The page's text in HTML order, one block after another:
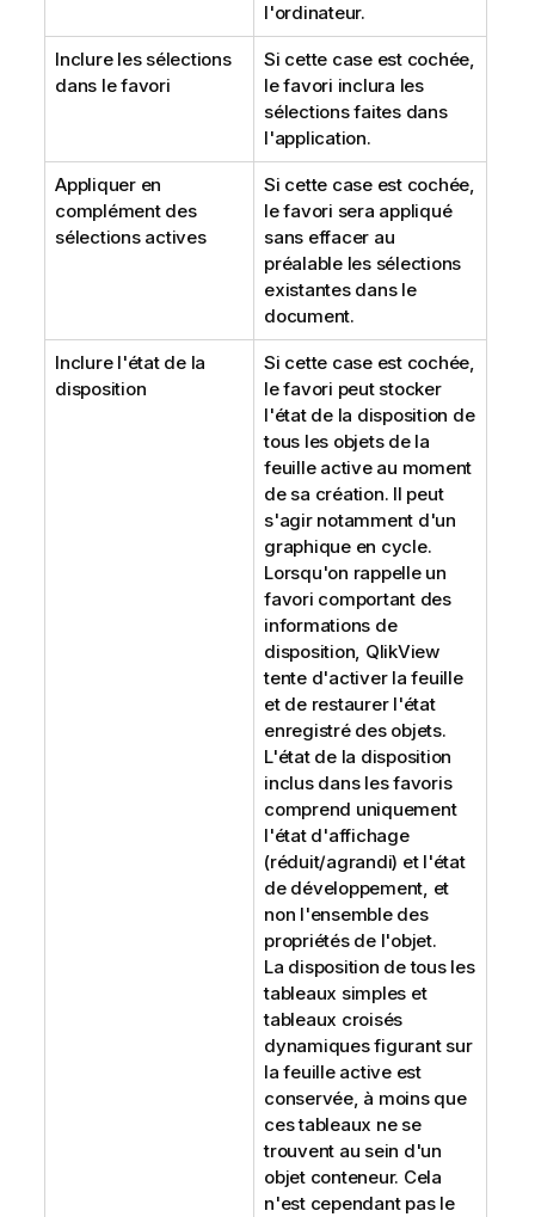
l'ordinateur.
Inclure les sélections
dans le favori
Si cette case est cochée,
le favori inclura les
sélections faites dans
l'application.
Appliquer en
complément des
sélections actives
Si cette case est cochée,
le favori sera appliqué
sans effacer au
préalable les sélections
existantes dans le
document.
Inclure l'état de la
disposition
Si cette case est cochée,
le favori peut stocker
l'état de la disposition de
tous les objets de la
feuille active au moment
de sa création. Il peut
s'agir notamment d'un
graphique en cycle.
Lorsqu'on rappelle un
favori comportant des
informations de
disposition, QlikView
tente d'activer la feuille
et de restaurer l'état
enregistré des objets.
L'état de la disposition
inclus dans les favoris
comprend uniquement
l'état d'affichage
(réduit/agrandi) et l'état
de développement, et
non l'ensemble des
propriétés de l'objet.
La disposition de tous les
tableaux simples et
tableaux croisés
dynamiques figurant sur
la feuille active est
conservée, à moins que
ces tableaux ne se
trouvent au sein d'un
objet conteneur. Cela
n'est cependant pas le